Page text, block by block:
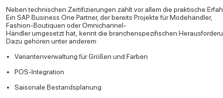
Neben technischen Zertifizierungen zählt vor allem die praktische
Ein SAP Business One Partner, der bereits Projekte für Modehändler,
Fashion-Boutiquen oder Omnichannel-
Händler umgesetzt hat, kennt die branchenspezifischen
Dazu gehören unter anderem:
Variantenverwaltung für Größen und Farben
POS-Integration
Saisonale Bestandsplanung